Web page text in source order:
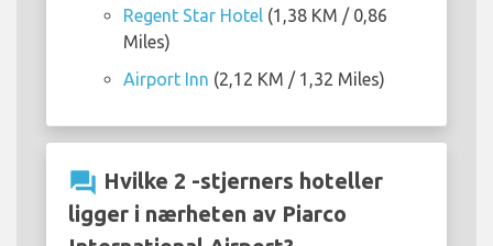
Regent Star Hotel (1,38 KM / 0,86
Miles)
Airport Inn (2,12 KM / 1,32 Miles)
question_answer Hvilke 2 -stjerners hoteller
ligger i nærheten av Piarco